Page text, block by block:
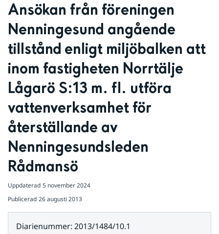
Ansökan från föreningen
Nenningesund angående
tillstånd enligt miljöbalken att
inom fastigheten Norrtälje
Lågarö S:13 m. fl. utföra
vattenverksamhet för
återställande av
Nenningesundsleden
Rådmansö
Uppdaterad 5 november 2024
Publicerad 26 augusti 2013
Diarienummer: 2013/1484/10.1